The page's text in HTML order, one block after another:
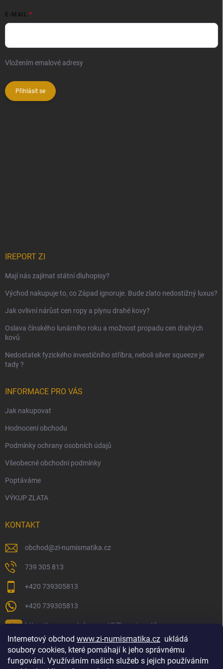
Internetový obchod www.zi-numismatika.cz ukládá
soubory cookies, které pomáhají k jeho správnému
fungování. Využíváním našich služeb s jejich používáním
E-MAIL
Vložením emalové adresy
Přihlásit se
IREPORT ZI
Mají nás zajímat státní dluhopisy?
Východ nakupuje to, co Západ ignoruje. Bude zlato nedostižný luxus?
Jak ovlivní nárůst cen ropy a plynu drahé kovy?
Oslava čínského lunárního roku a možnost propadu cen drahých
kovů
Nedostatek fyzického investičního stříbra, neboli silver squeeze je
tady ?
INFORMACE PRO VÁS
Jak nakupovat
Hodnocení obchodu
Podmínky ochrany osobních údajů
Všeobecné obchodní podmínky
Poptáváme
VÝKUP ZLATA
KONTAKT
obchod@zi-numismatika.cz
739 305 813
+420 739305813
+420 739305813
https://www.youtube.com/@ZInumismatika
Zlaté investování Golf shop Golfstart Houby a bylinky